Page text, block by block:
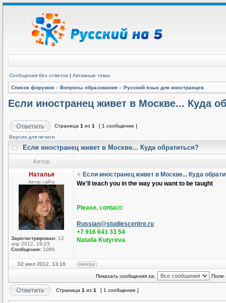
Сообщения без ответов | Активные темы
Список форумов » Вопросы образования » Русский язык для иностранцев
Если иностранец живет в Москве... Куда
Страница 1 из 1
[ 1 сообщение ]
Версия для печати
Если иностранец живет в Москве... Куда обратиться?
Автор
Наталья
Автор сайта
Зарегистрирован: 12
апр 2012, 19:23
Сообщения: 1086
Если иностранец живет в Москве... Куда
We'll teach you in the way you want to be taught
Please, contact:
Russian@studiescentre.ru
+7 916 641 33 54
Natalia Kutyreva
02 июл 2012, 13:16
Показать сообщения за: Поле
Страница 1 из 1 [ 1 сообщение ]